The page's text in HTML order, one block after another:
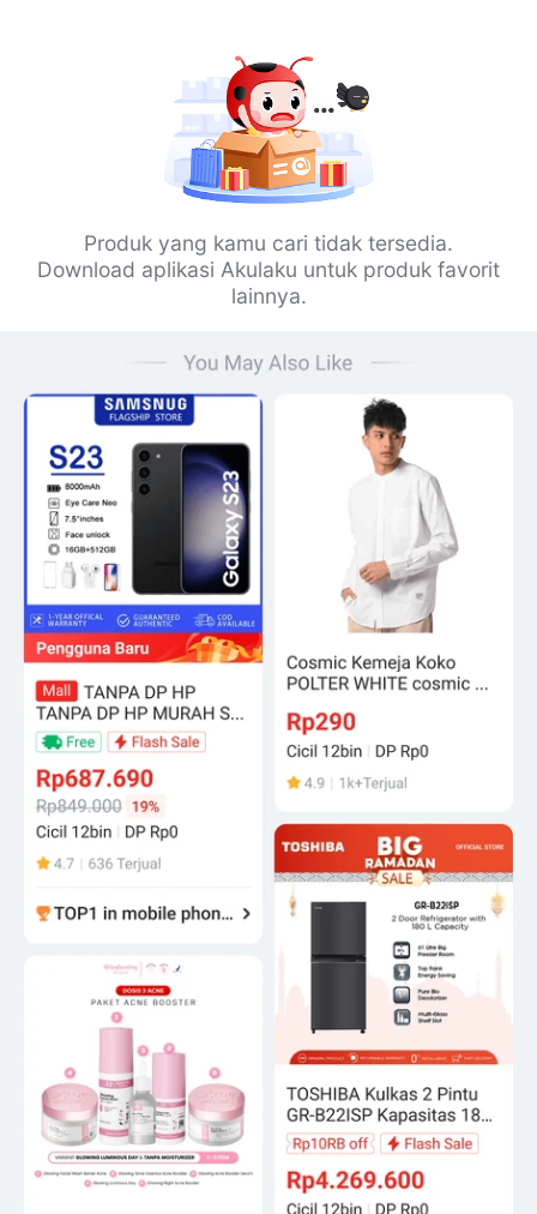
Produk yang kamu cari tidak tersedia.
Download aplikasi Akulaku untuk produk favorit
lainnya.